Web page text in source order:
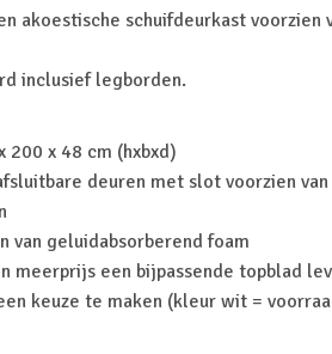
akoestische schuifdeurkast voorzien
inclusief legborden.
200 x 48 cm (hxbxd)
deuren met slot voorzien
van geluidabsorberend foam
meerprijs een bijpassende topblad
keuze te maken (kleur wit =